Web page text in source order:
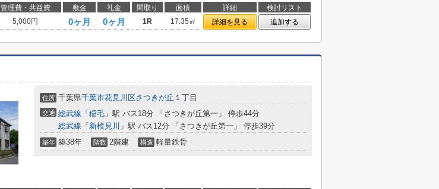
管理費・共益費 敷金 礼金 間取り 面積 詳細
検討リスト
5,000円 0ヶ月 0ヶ月 1R 17.35㎡ 詳細を見る 追加する
住所 千葉県千葉市花見川区さつきが丘 １丁目
交通 総武線 「 稲毛 」駅 バス18分 「さつきが丘第一」 停歩44分
総武線 「 新検見川 」駅 バス12分 「さつきが丘第一」 停歩39分
築年 築38年 階数 2階建 構造 軽量鉄骨